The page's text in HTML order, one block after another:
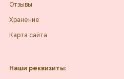
Отзывы
Хранение
Карта сайта
Наши реквизиты: